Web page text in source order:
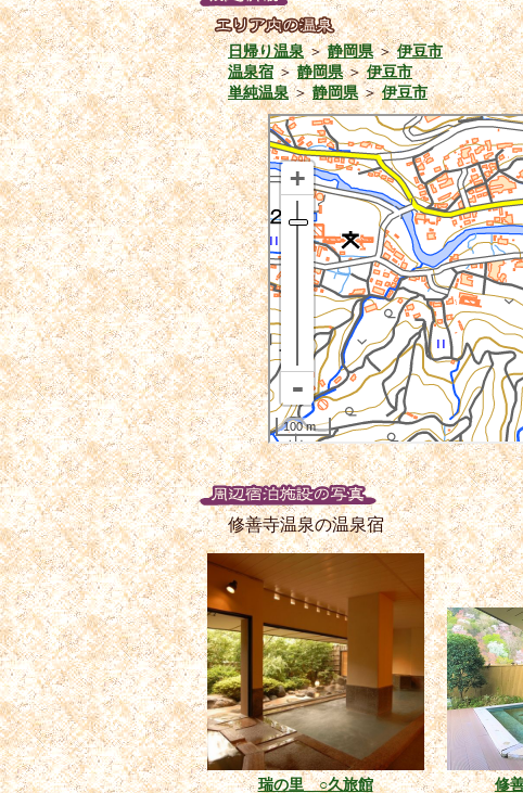
日帰り温泉＞静岡県＞伊豆市
温泉宿＞静岡県＞伊豆市
単純温泉＞静岡県＞伊豆市
修善寺温泉の温泉宿
瑞の里 ○久旅館 修